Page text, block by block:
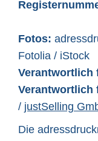
Fotos:
Fotolia / iStock
Verantwortlich
Verantwortlich
/ justSelling
Die